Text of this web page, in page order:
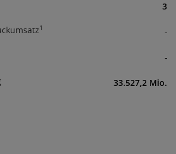
3
1 -
-
33.527,2 Mio.